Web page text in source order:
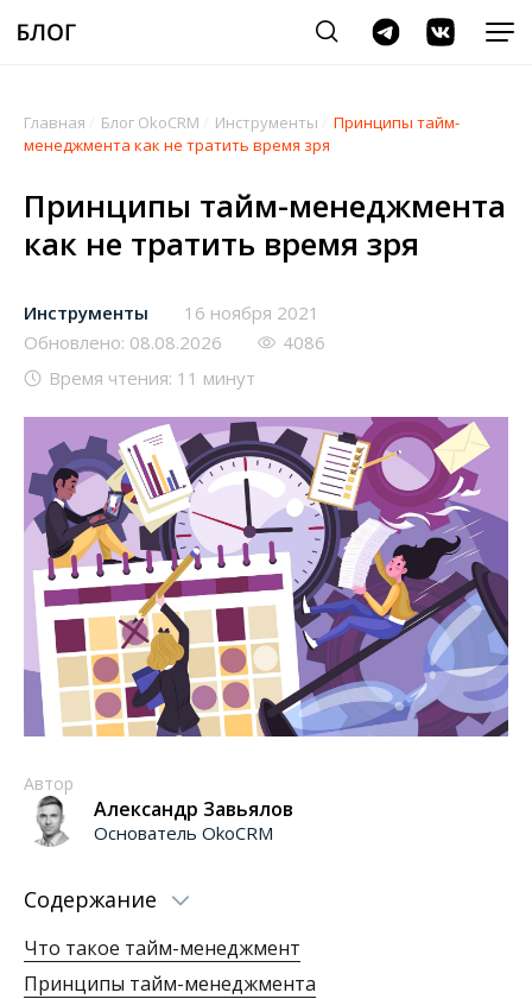
Главная Блог OkoCRM Инструменты
Принципы тайм-
менеджмента как не тратить время зря
Принципы тайм-менеджмента
как не тратить время зря
Инструменты
16 ноября 2021
Обновлено: 08.08.2026
4086
Время чтения: 11 минут
Автор
Александр Завьялов
Основатель OkoCRM
Содержание
Что такое тайм-менеджмент
Принципы тайм-менеджмента